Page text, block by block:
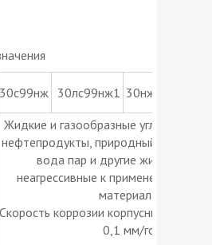
30с99нж 30лc99нж1 30нж99нж
Жидкие и газообразные
нефтепродукты, природный газ,
вода пар и другие жидкости и
неагрессивные к примененным в
материалам.
Скорость коррозии корпусных
0,1 мм/год